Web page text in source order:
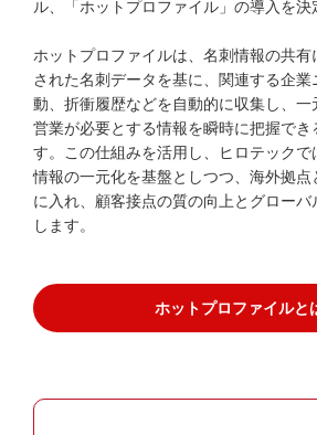
ル、「ホットプロファイル」の導入を決
ホットプロファイルは、名刺情報の共
された名刺データを基に、関連する企
動、折衝履歴などを自動的に収集し、一
営業が必要とする情報を瞬時に把握でき
す。この仕組みを活用し、ヒロテック
情報の一元化を基盤としつつ、海外拠
に入れ、顧客接点の質の向上とグロー
します。
ホットプロファイルと